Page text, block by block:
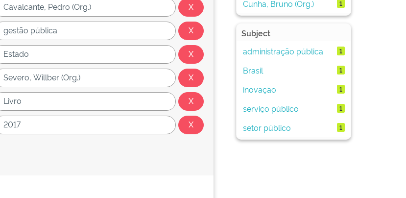
Cunha, Bruno (Org.) 1
Subject
administração pública
1
Brasil 1
inovação 1
serviço público 1
setor público 1